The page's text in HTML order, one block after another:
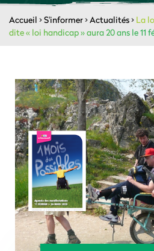
Accueil >S'informer>Actualités> La
dite « loi handicap » aura 20 ans le 11